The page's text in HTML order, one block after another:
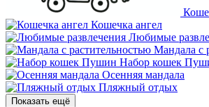
Кошечка ангел
Любимые
Мандала с
Набор кошек
Осенняя мандала
Пляжный отдых
Показать ещё